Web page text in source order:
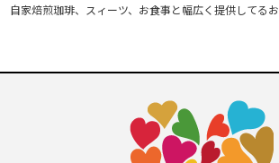
自家焙煎珈琲、スィーツ、お食事と幅広く提供してるお